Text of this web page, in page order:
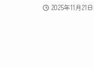
2025年11月21日